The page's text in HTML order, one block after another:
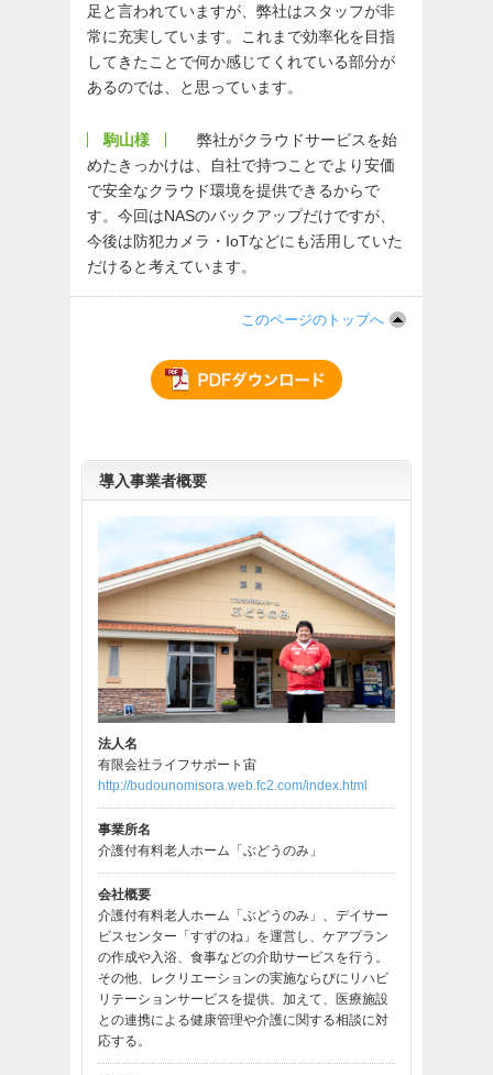
足と言われていますが、弊社はスタッフが非
常に充実しています。これまで効率化を目指
してきたことで何か感じてくれている部分が
あるのでは、と思っています。
駒山様
弊社がクラウドサービスを始
めたきっかけは、自社で持つことでより安価
で安全なクラウド環境を提供できるからで
す。今回はNASのバックアップだけですが、
今後は防犯カメラ・IoTなどにも活用していた
だけると考えています。
このページのトップへ
導入事業者概要
法人名
有限会社ライフサポート宙
http://budounomisora.web.fc2.com/index.html
事業所名
介護付有料老人ホーム「ぶどうのみ」
会社概要
介護付有料老人ホーム「ぶどうのみ」、デイサー
ビスセンター「すずのね」を運営し、ケアプラン
の作成や入浴、食事などの介助サービスを行う。
その他、レクリエーションの実施ならびにリハビ
リテーションサービスを提供。加えて、医療施設
との連携による健康管理や介護に関する相談に対
応する。